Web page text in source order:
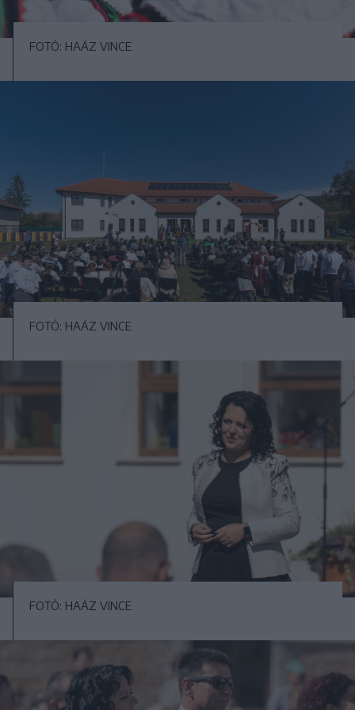
FOTÓ: HAÁZ VINCE
FOTÓ: HAÁZ VINCE
FOTÓ: HAÁZ VINCE